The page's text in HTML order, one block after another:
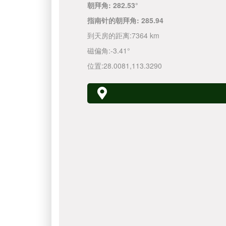
朝拜角: 282.53°
指南针的朝拜角: 285.94
到天房的距离:7364 km
磁偏角:-3.41°
位置:28.0081 ,113.3290